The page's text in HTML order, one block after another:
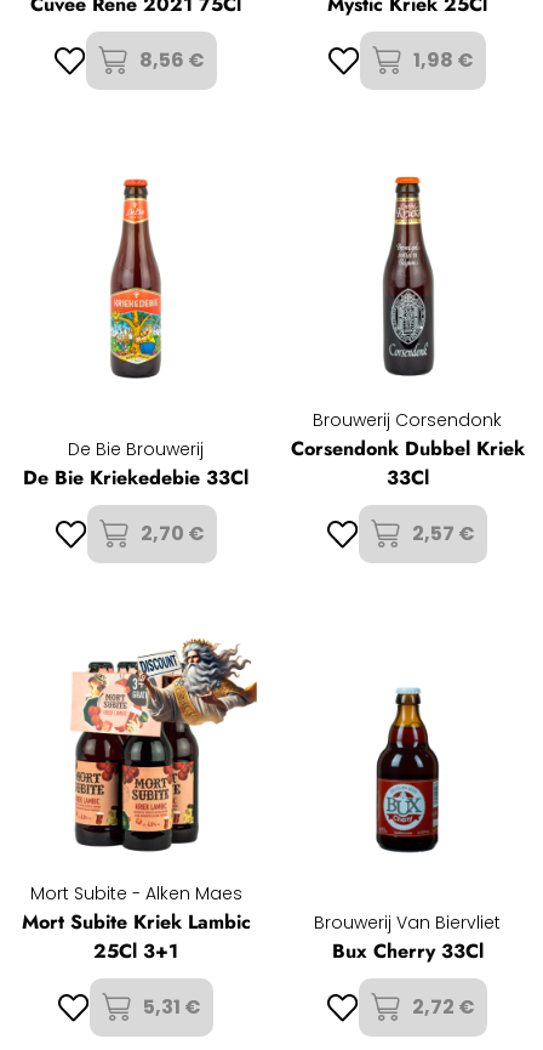
8,56 €
1,98 €
De Bie Brouwerij
De Bie Kriekedebie 33Cl
2,70 €
Brouwerij Corsendonk
Corsendonk Dubbel Kriek
33Cl
2,57 €
Mort Subite - Alken Maes
Mort Subite Kriek Lambic
25Cl 3+1
5,31 €
Brouwerij Van Biervliet
Bux Cherry 33Cl
2,72 €